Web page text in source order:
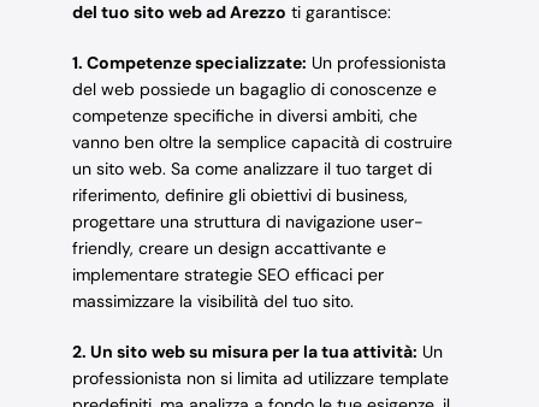
del tuo sito web ad Arezzo ti garantisce:
1. Competenze specializzate: Un professionista
del web possiede un bagaglio di conoscenze e
competenze specifiche in diversi ambiti, che
vanno ben oltre la semplice capacità di costruire
un sito web. Sa come analizzare il tuo target di
riferimento, definire gli obiettivi di business,
progettare una struttura di navigazione user-
friendly, creare un design accattivante e
implementare strategie SEO efficaci per
massimizzare la visibilità del tuo sito.
2. Un sito web su misura per la tua attività: Un
professionista non si limita ad utilizzare template